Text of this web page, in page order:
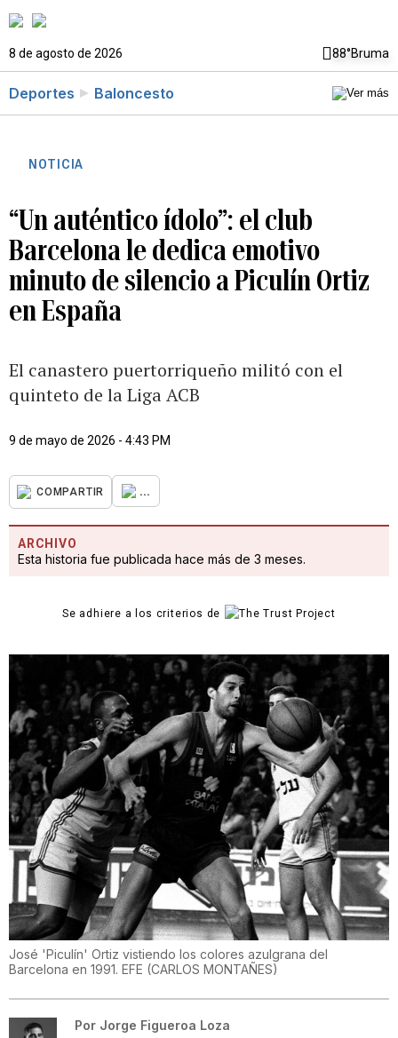
8 de agosto de 2026 88°Bruma
Deportes Baloncesto
NOTICIA
“Un auténtico ídolo”: el club
Barcelona le dedica emotivo
minuto de silencio a Piculín Ortiz
en España
El canastero puertorriqueño militó con el
quinteto de la Liga ACB
9 de mayo de 2026 - 4:43 PM
COMPARTIR ...
ARCHIVO
Esta historia fue publicada hace más de 3 meses.
Se adhiere a los criterios de
José 'Piculín' Ortiz vistiendo los colores azulgrana del
Barcelona en 1991. EFE (CARLOS MONTAÑES)
Por Jorge Figueroa Loza